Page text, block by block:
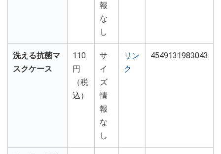
報
な
し
洗える抗菌マ
スクケース
110
円
（税
込）
サ
イ
ズ
情
報
な
し
リン
ク
4549131983043